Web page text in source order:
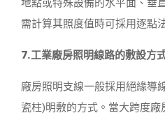
需計算其照度值時可採用逐點
7.工業廠房照明線路的敷設方
廠房照明支線一般採用絕緣導
瓷柱)明敷的方式。當大跨度